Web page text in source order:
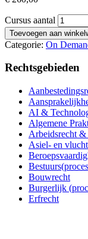
Cursus aantal
Toevoegen aan
Categorie: On
Rechtsgebieden
AI &
Algemene
Arbeidsrecht &
Asiel- en
Bouwrecht
Burgerlijk
Erfrecht